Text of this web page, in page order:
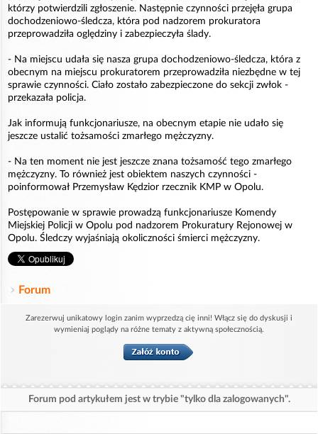
którzy potwierdzili zgłoszenie. Następnie czynności przejęła grupa
dochodzeniowo-śledcza, która pod nadzorem prokuratora
przeprowadziła oględziny i zabezpieczyła ślady.
- Na miejscu udała się nasza grupa dochodzeniowo-śledcza, która z
obecnym na miejscu prokuratorem przeprowadziła niezbędne w tej
sprawie czynności. Ciało zostało zabezpieczone do sekcji zwłok -
przekazała policja.
Jak informują funkcjonariusze, na obecnym etapie nie udało się
jeszcze ustalić tożsamości zmarłego mężczyzny.
- Na ten moment nie jest jeszcze znana tożsamość tego zmarłego
mężczyzny. To również jest obiektem naszych czynności -
poinformował Przemysław Kędzior rzecznik KMP w Opolu.
Postępowanie w sprawie prowadzą funkcjonariusze Komendy
Miejskiej Policji w Opolu pod nadzorem Prokuratury Rejonowej w
Opolu. Śledczy wyjaśniają okoliczności śmierci mężczyzny.
Forum
Zarezerwuj unikatowy login zanim wyprzedzą cię inni! Włącz się do dyskusji i
wymieniaj poglądy na różne tematy z aktywną społecznością.
Forum pod artykułem jest w trybie "tylko dla zalogowanych".